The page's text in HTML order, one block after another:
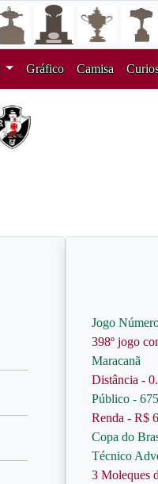
Gráfico Camisa
Jogo
398º jogo
Maracanã
Distância -
Público -
Renda - R$
Copa do
Técnico
3 Moleques